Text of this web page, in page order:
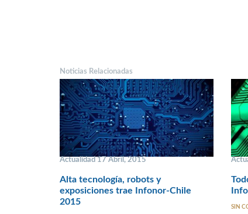
Noticias Relacionadas
Actualidad 17 Abril, 2015
Alta tecnología, robots y
exposiciones trae Infonor-Chile
2015
SIN